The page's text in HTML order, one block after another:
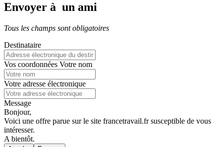
Envoyer à un ami
Tous les champs sont obligatoires
Destinataire
Vos coordonnées Votre nom
Votre adresse électronique
Message
Bonjour,
Voici une offre parue sur le site francetravail.fr susceptible de vous
intéresser.
A bientôt.